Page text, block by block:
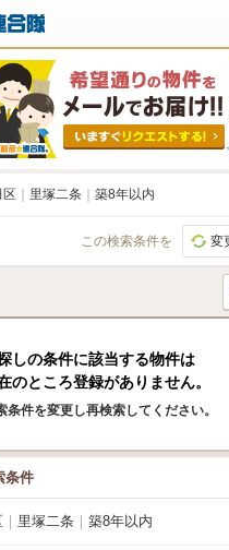
区 里塚二条 築8年以内
この検索条件を 変
しの条件に該当する物件は
のところ登録がありません。
条件を変更し再検索してください。
条件
里塚二条 築8年以内